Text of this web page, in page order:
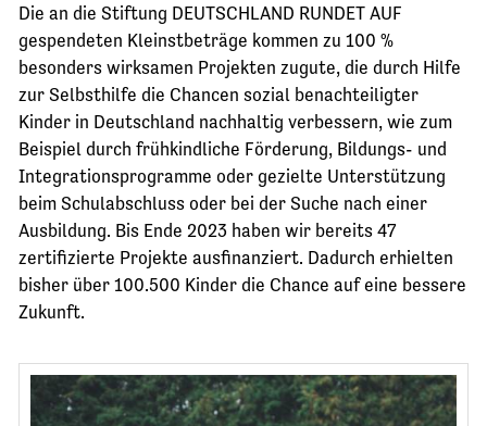
AKTUELLES AUS DEN PROJEKTEN
BLOG
KONTAKT
JETZT SPENDEN
Die an die Stiftung DEUTSCHLAND RUNDET AUF
gespendeten Kleinstbeträge kommen zu 100 %
besonders wirksamen Projekten zugute, die durch Hilfe
zur Selbsthilfe die Chancen sozial benachteiligter
Kinder in Deutschland nachhaltig verbessern, wie zum
Beispiel durch frühkindliche Förderung, Bildungs- und
Integrationsprogramme oder gezielte Unterstützung
beim Schulabschluss oder bei der Suche nach einer
Ausbildung. Bis Ende 2023 haben wir bereits 47
zertifizierte Projekte ausfinanziert. Dadurch erhielten
bisher über 100.500 Kinder die Chance auf eine bessere
Zukunft.